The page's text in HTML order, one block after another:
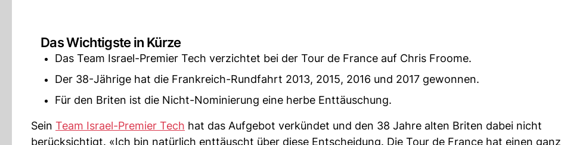
Das Wichtigste in Kürze
Das Team Israel-Premier Tech verzichtet bei der Tour de France auf Chris Froome.
Der 38-Jährige hat die Frankreich-Rundfahrt 2013, 2015, 2016 und 2017 gewonnen.
Für den Briten ist die Nicht-Nominierung eine herbe Enttäuschung.
Sein Team Israel-Premier Tech hat das Aufgebot verkündet und den 38 Jahre alten Briten dabei nicht
berücksichtigt. «Ich bin natürlich enttäuscht über diese Entscheidung. Die Tour de France hat einen ganz